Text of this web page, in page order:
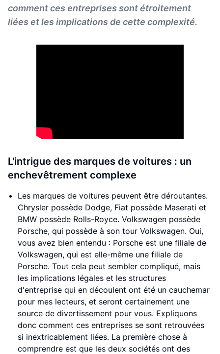
comment ces entreprises sont étroitement
liées et les implications de cette complexité.
L'intrigue des marques de voitures : un
enchevêtrement complexe
Les marques de voitures peuvent être déroutantes.
Chrysler possède Dodge, Fiat possède Maserati et
BMW possède Rolls-Royce. Volkswagen possède
Porsche, qui possède à son tour Volkswagen. Oui,
vous avez bien entendu : Porsche est une filiale de
Volkswagen, qui est elle-même une filiale de
Porsche. Tout cela peut sembler compliqué, mais
les implications légales et les structures
d'entreprise qui en découlent ont été un cauchemar
pour mes lecteurs, et seront certainement une
source de divertissement pour vous. Expliquons
donc comment ces entreprises se sont retrouvées
si inextricablement liées. La première chose à
comprendre est que les deux sociétés ont des